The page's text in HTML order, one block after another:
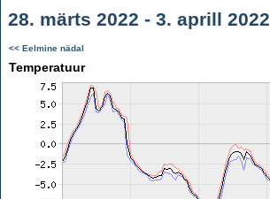
28. märts 2022 - 3. aprill 2022
<< Eelmine nädal
Temperatuur